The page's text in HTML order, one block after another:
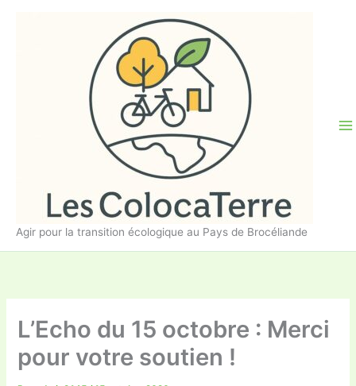
Agir pour la transition écologique au Pays de Brocéliande
L’Echo du 15 octobre : Merci
pour votre soutien !